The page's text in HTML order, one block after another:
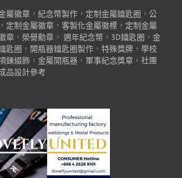
屬徽章 ， 紀念幣製作 ， 定制金屬鑰匙圈 ， 公
， 定制金屬徽章 ， 客製化金屬徽標 ， 定制金屬
章 ， 榮譽勳章 ， 週年紀念幣 ， 3D鑰匙圈 ， 金
匙圈 ， 開瓶器鑰匙圈製作 ， 特殊獎牌 ， 學校
鍊綴飾 ， 金屬開瓶器 ， 軍事紀念獎章 ， 社團
品設計參考